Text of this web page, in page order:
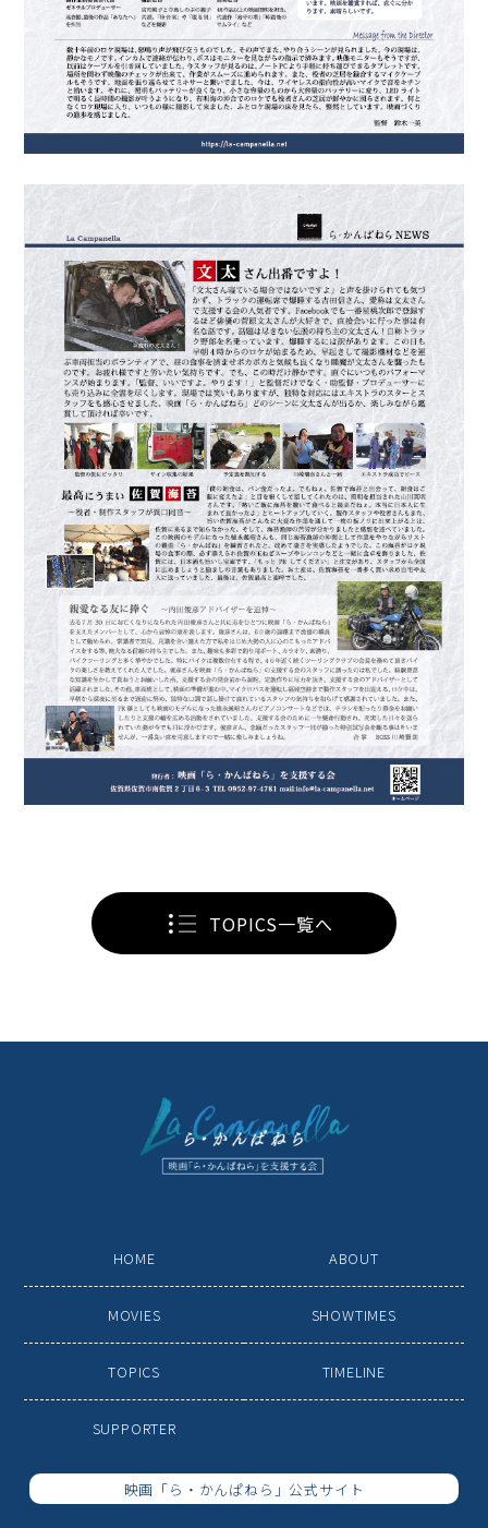
TOPICS一覧へ
HOME ABOUT
MOVIES SHOWTIMES
TOPICS TIMELINE
SUPPORTER
映画「ら・かんぱねら」公式サイト